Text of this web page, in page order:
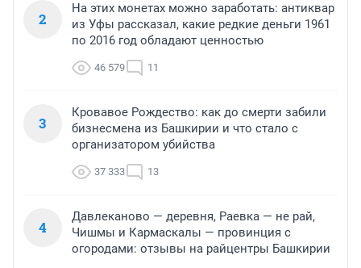
2
На этих монетах можно заработать: антиквар
из Уфы рассказал, какие редкие деньги 1961
по 2016 год обладают ценностью
46 579 11
3
Кровавое Рождество: как до смерти забили
бизнесмена из Башкирии и что стало с
организатором убийства
37 333 13
4
Давлеканово — деревня, Раевка — не рай,
Чишмы и Кармаскалы — провинция с
огородами: отзывы на райцентры Башкирии